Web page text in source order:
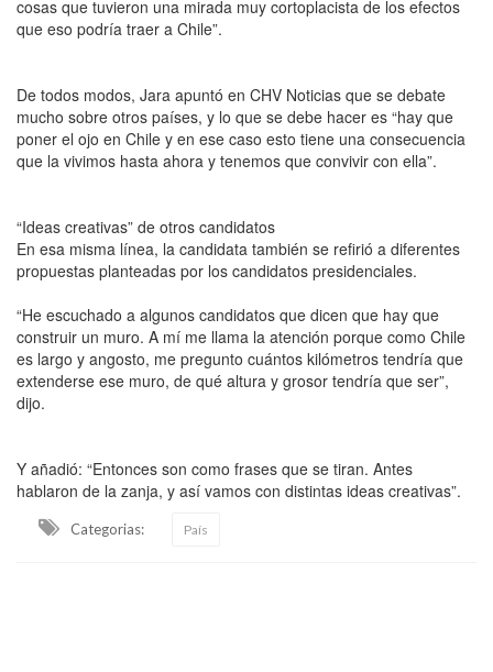
cosas que tuvieron una mirada muy cortoplacista de los efectos
que eso podría traer a Chile”.
De todos modos, Jara apuntó en CHV Noticias que se debate
mucho sobre otros países, y lo que se debe hacer es “hay que
poner el ojo en Chile y en ese caso esto tiene una consecuencia
que la vivimos hasta ahora y tenemos que convivir con ella”.
“Ideas creativas” de otros candidatos
En esa misma línea, la candidata también se refirió a diferentes
propuestas planteadas por los candidatos presidenciales.
“He escuchado a algunos candidatos que dicen que hay que
construir un muro. A mí me llama la atención porque como Chile
es largo y angosto, me pregunto cuántos kilómetros tendría que
extenderse ese muro, de qué altura y grosor tendría que ser”,
dijo.
Y añadió: “Entonces son como frases que se tiran. Antes
hablaron de la zanja, y así vamos con distintas ideas creativas”.
Categorias: País